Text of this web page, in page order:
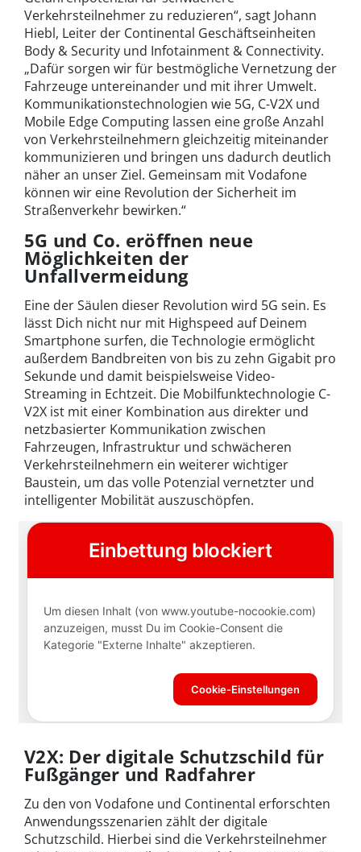
Verkehrsteilnehmer zu reduzieren“, sagt Johann
Hiebl, Leiter der Continental Geschäftseinheiten
Body & Security und Infotainment & Connectivity.
„Dafür sorgen wir für bestmögliche Vernetzung der
Fahrzeuge untereinander und mit ihrer Umwelt.
Kommunikationstechnologien wie 5G, C-V2X und
Mobile Edge Computing lassen eine große Anzahl
von Verkehrsteilnehmern gleichzeitig miteinander
kommunizieren und bringen uns dadurch deutlich
näher an unser Ziel. Gemeinsam mit Vodafone
können wir eine Revolution der Sicherheit im
Straßenverkehr bewirken.“
5G und Co. eröffnen neue
Möglichkeiten der
Unfallvermeidung
Eine der Säulen dieser Revolution wird 5G sein. Es
lässt Dich nicht nur mit Highspeed auf Deinem
Smartphone surfen, die Technologie ermöglicht
außerdem Bandbreiten von bis zu zehn Gigabit pro
Sekunde und damit beispielsweise Video-
Streaming in Echtzeit. Die Mobilfunktechnologie C-
V2X ist mit einer Kombination aus direkter und
netzbasierter Kommunikation zwischen
Fahrzeugen, Infrastruktur und schwächeren
Verkehrsteilnehmern ein weiterer wichtiger
Baustein, um das volle Potenzial vernetzter und
intelligenter Mobilität auszuschöpfen.
V2X: Der digitale Schutzschild für
Fußgänger und Radfahrer
Zu den von Vodafone und Continental erforschten
Anwendungsszenarien zählt der digitale
Schutzschild. Hierbei sind die Verkehrsteilnehmer